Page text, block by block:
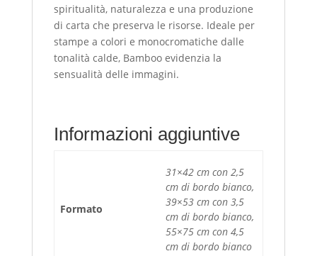
spiritualità, naturalezza e una produzione
di carta che preserva le risorse. Ideale per
stampe a colori e monocromatiche dalle
tonalità calde, Bamboo evidenzia la
sensualità delle immagini.
Informazioni aggiuntive
Formato
31×42 cm con 2,5
cm di bordo bianco,
39×53 cm con 3,5
cm di bordo bianco,
55×75 cm con 4,5
cm di bordo bianco